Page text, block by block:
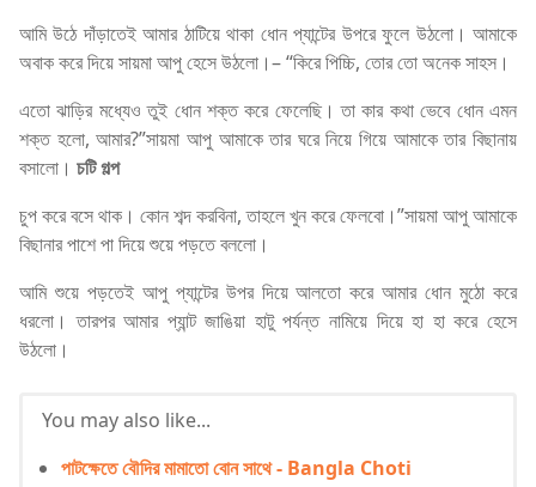
আমি উঠে দাঁড়াতেই আমার ঠাটিয়ে থাকা ধোন প্যান্টের উপরে ফুলে উঠলো। আমাকে
অবাক করে দিয়ে সায়মা আপু হেসে উঠলো।– “কিরে পিচ্চি, তোর তো অনেক সাহস।
এতো ঝাড়ির মধ্যেও তুই ধোন শক্ত করে ফেলেছি। তা কার কথা ভেবে ধোন এমন
শক্ত হলো, আমার?”সায়মা আপু আমাকে তার ঘরে নিয়ে গিয়ে আমাকে তার বিছানায়
বসালো। চটি গল্প
চুপ করে বসে থাক। কোন শব্দ করবিনা, তাহলে খুন করে ফেলবো।”সায়মা আপু আমাকে
বিছানার পাশে পা দিয়ে শুয়ে পড়তে বললো।
আমি শুয়ে পড়তেই আপু প্যান্টের উপর দিয়ে আলতো করে আমার ধোন মুঠো করে
ধরলো। তারপর আমার প্যান্ট জাঙিয়া হাটু পর্যন্ত নামিয়ে দিয়ে হা হা করে হেসে
উঠলো।
You may also like...
পাটক্ষেতে বৌদির মামাতো বোন সাথে - Bangla Choti